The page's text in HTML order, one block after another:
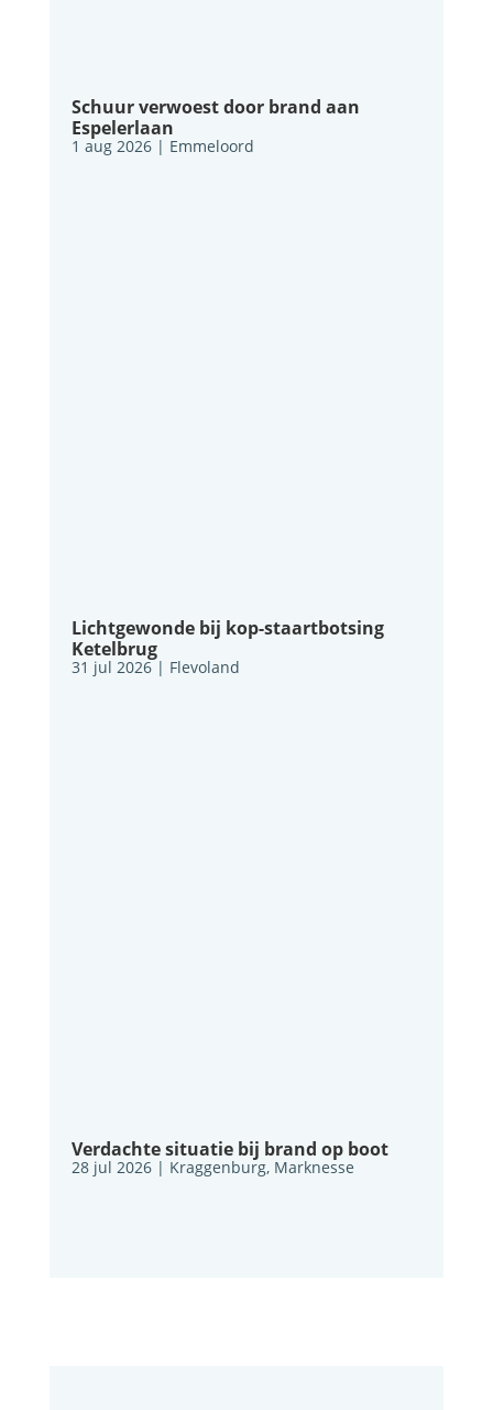
Schuur verwoest door brand aan
Espelerlaan
1 aug 2026| Emmeloord
Lichtgewonde bij kop-staartbotsing
Ketelbrug
31 jul 2026| Flevoland
Verdachte situatie bij brand op boot
28 jul 2026| Kraggenburg, Marknesse